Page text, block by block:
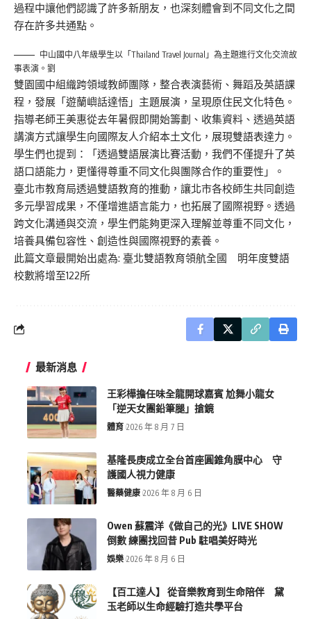
過程中讓他們認識了許多新朋友，也深刻體會到不同文化之間
存在許多共通點。
中山國中八年級學生以「Thailand Travel Journal」為主題進行文化交流故
事表演。劉
雙園國中組織跨領域教師團隊，整合表演藝術、舞蹈及英語課
程，發展「遊蘭嶼話達悟」主題展演，呈現原住民文化特色。
指導老師王美惠從去年暑假即開始籌劃、收集資料、透過英語
講演方式讓學生向國際友人介紹本土文化，展現雙語表達力。
學生們也提到：「透過雙語展演比賽活動，我們不僅提升了英
語口語能力，更懂得尊重不同文化與團隊合作的重要性」。
臺北市教育局透過雙語教育的推動，讓北市各校師生共同創造
多元學習成果，不僅增進語言能力，也拓展了國際視野。透過
跨文化溝通與交流，學生們能夠更深入理解並尊重不同文化，
培養具備包容性、創造性與國際視野的素養。
此篇文章最開始出處為: 臺北雙語教育領航全國 明年度雙語
校數將增至122所
最新消息
王彩樺擔任味全龍開球嘉賓 尬舞小龍女
「逆天女團鉛筆腿」搶鏡
體育 2026 年 8 月 7 日
基隆長庚成立全台首座圓錐角膜中心 守
護國人視力健康
醫藥健康 2026 年 8 月 6 日
Owen 蘇震洋《做自己的光》LIVE SHOW
倒數 練團找回昔 Pub 駐唱美好時光
娛樂 2026 年 8 月 6 日
【百工達人】 從音樂教育到生命陪伴 黛
玉老師以生命經驗打造共學平台